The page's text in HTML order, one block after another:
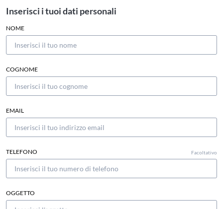
Inserisci i tuoi dati personali
NOME
COGNOME
EMAIL
TELEFONO Facoltativo
OGGETTO